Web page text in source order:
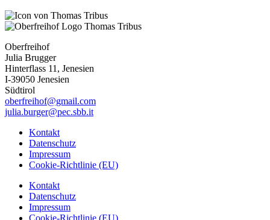
Oberfreihof
Julia Brugger
Hinterflass 11, Jenesien
I-39050 Jenesien
Südtirol
oberfreihof@gmail.com
julia.burger@pec.sbb.it
Kontakt
Datenschutz
Impressum
Cookie-Richtlinie (EU)
Kontakt
Datenschutz
Impressum